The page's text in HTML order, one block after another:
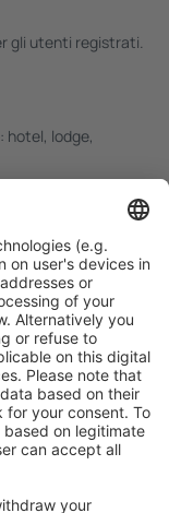
gli utenti registrati.
hotel, lodge,
eSky
Città popolari
a Myrtle Beach
in Kissimmee
in Clermont